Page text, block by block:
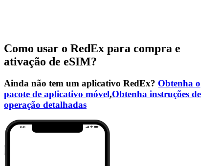
Como usar o RedEx para compra e
ativação de eSIM?
Ainda não tem um aplicativo RedEx? Obtenha o
pacote de aplicativo móvel,Obtenha instruções de
operação detalhadas